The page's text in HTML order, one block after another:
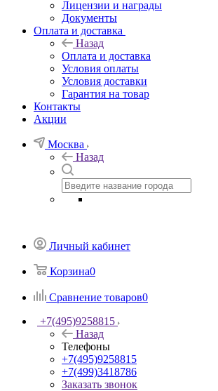
Лицензии и награды
Документы
Оплата и доставка
Назад
Оплата и доставка
Условия оплаты
Условия доставки
Гарантия на товар
Контакты
Акции
Москва
Назад
Личный кабинет
Корзина0
Сравнение товаров0
+7(495)9258815
Назад
Телефоны
+7(495)9258815
+7(499)3418786
Заказать звонок